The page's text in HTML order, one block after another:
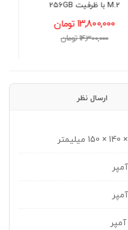
ترابایت
81,400,000 تومان
83,000,000 تومان
ارسال نظر